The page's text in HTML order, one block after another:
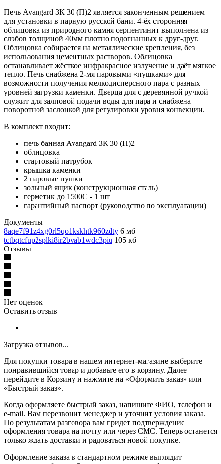
Печь Avangard ЗК 30 (П)2 является законченным решением
для установки в парную русской бани. 4-ёх сторонняя
облицовка из природного камня серпентинит выполнена из
слэбов толщиной 40мм плотно подогнанных к друг-друг.
Облицовка собирается на металлические крепления, без
использования цементных растворов. Облицовка
останавливает жёсткое инфракрасное излучение и даёт мягкое
тепло. Печь снабжена 2-мя паровыми «пушками» для
возможности получения мелкодисперсного пара с разных
уровней загрузки каменки. Дверца для с деревянной ручкой
служит для залповой подачи воды для пара и снабжена
поворотной заслонкой для регулировки уровня конвекции.
В комплект входит:
печь банная Avangard ЗК 30 (П)2
облицовка
стартовый патрубок
крышка каменки
2 паровые пушки
зольный ящик (конструкционная сталь)
герметик до 1500С - 1 шт.
гарантийный паспорт (руководство по эксплуатации)
Документы
8aqe7f91z4xg0rl5qo1kskhtk960zdty 6 мб
tctbqtcfup2splki8ir2bvab1wdc3piu 105 кб
Отзывы
Нет оценок
Оставить отзыв
Загрузка отзывов...
Для покупки товара в нашем интернет-магазине выберите
понравившийся товар и добавьте его в корзину. Далее
перейдите в Корзину и нажмите на «Оформить заказ» или
«Быстрый заказ».
Когда оформляете быстрый заказ, напишите ФИО, телефон и
e-mail. Вам перезвонит менеджер и уточнит условия заказа.
По результатам разговора вам придет подтверждение
оформления товара на почту или через СМС. Теперь останется
только ждать доставки и радоваться новой покупке.
Оформление заказа в стандартном режиме выглядит